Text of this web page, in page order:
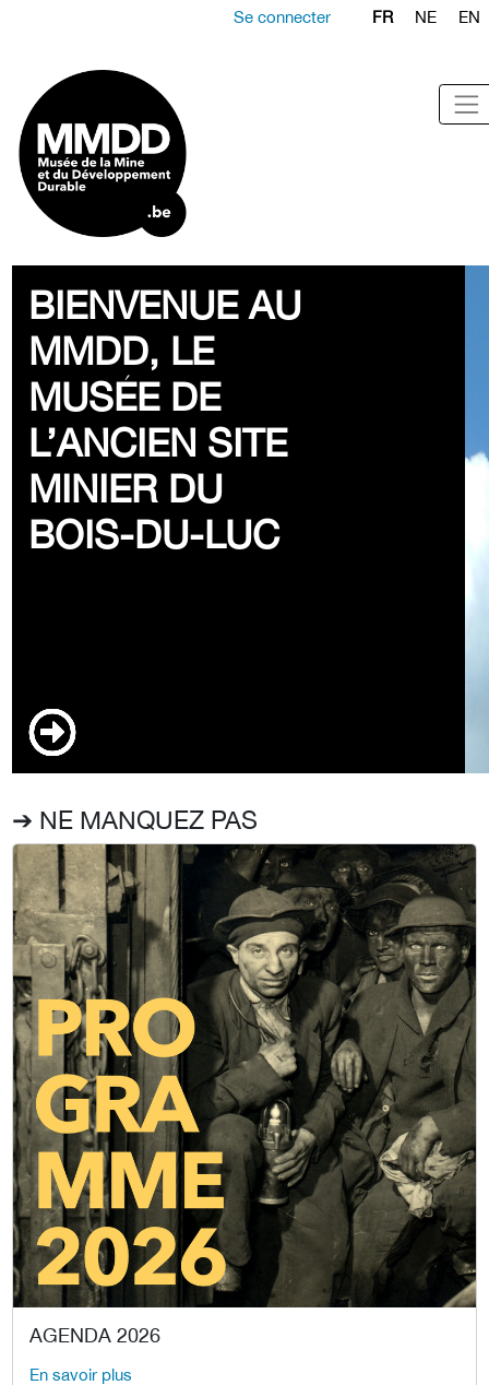
Se connecter FR NE EN
BIENVENUE AU
MMDD, LE
MUSÉE DE
L’ANCIEN SITE
MINIER DU
BOIS-DU-LUC
➔ NE MANQUEZ PAS
AGENDA 2026
En savoir plus